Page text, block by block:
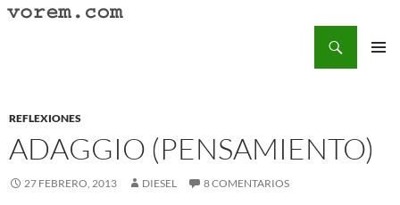
Saltar
REFLEXIONES
ADAGGIO (PENSAMIENTO)
27 FEBRERO, 2013 DIESEL 8 COMENTARIOS